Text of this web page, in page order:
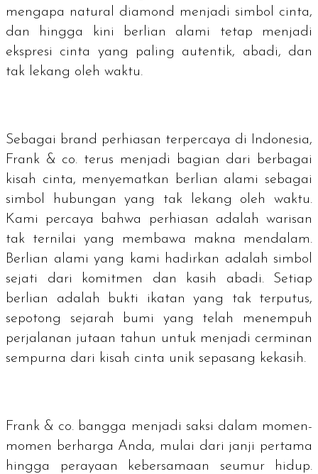
mengapa natural diamond menjadi simbol cinta,
dan hingga kini berlian alami tetap menjadi
ekspresi cinta yang paling autentik, abadi, dan
tak lekang oleh waktu.
Sebagai brand perhiasan terpercaya di Indonesia,
Frank & co. terus menjadi bagian dari berbagai
kisah cinta, menyematkan berlian alami sebagai
simbol hubungan yang tak lekang oleh waktu.
Kami percaya bahwa perhiasan adalah warisan
tak ternilai yang membawa makna mendalam.
Berlian alami yang kami hadirkan adalah simbol
sejati dari komitmen dan kasih abadi. Setiap
berlian adalah bukti ikatan yang tak terputus,
sepotong sejarah bumi yang telah menempuh
perjalanan jutaan tahun untuk menjadi cerminan
sempurna dari kisah cinta unik sepasang kekasih.
Frank & co. bangga menjadi saksi dalam momen-
momen berharga Anda, mulai dari janji pertama
hingga perayaan kebersamaan seumur hidup.